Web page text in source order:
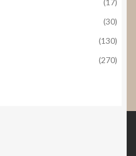
(17)
(30)
(130)
(270)